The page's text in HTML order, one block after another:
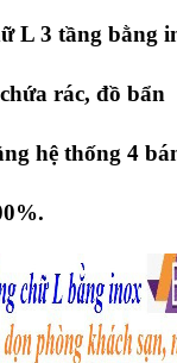
L 3 tầng bằng
rác, đồ bẩn
hệ thống 4